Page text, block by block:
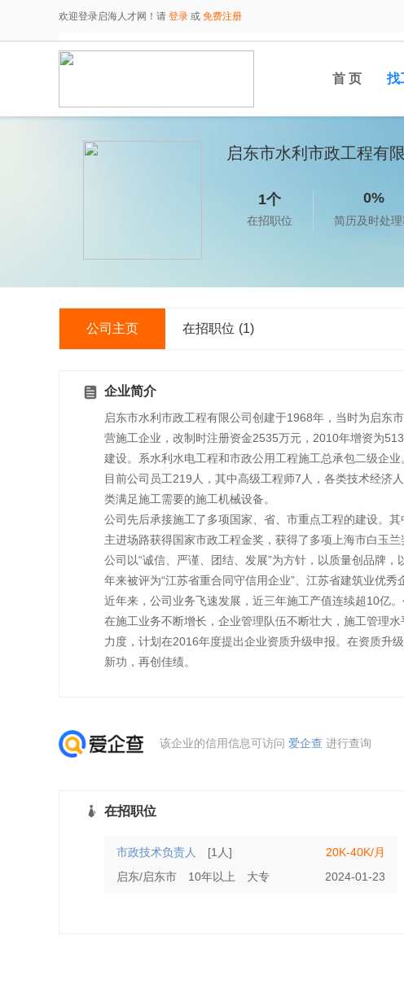
欢迎登录启海人才网！请 登录 或 免费注册
首 页 找
启东市水利市政工程有
1个
在招职位
0%
简历及时处
公司主页 在招职位 (1)
企业简介
启东市水利市政工程有限公司创建于1968年，当时为启东
营施工企业，改制时注册资金2535万元，2010年增资为
建设。系水利水电工程和市政公用工程施工总承包二级企业
目前公司员工219人，其中高级工程师7人，各类技术经济
类满足施工需要的施工机械设备。
公司先后承接施工了多项国家、省、市重点工程的建设。
主进场路获得国家市政工程金奖，获得了多项上海市白玉
公司以“诚信、严谨、团结、发展”为方针，以质量创品牌
年来被评为“江苏省重合同守信用企业”、江苏省建筑业优秀
近年来，公司业务飞速发展，近三年施工产值连续超10亿
在施工业务不断增长，企业管理队伍不断壮大，施工管理
力度，计划在2016年度提出企业资质升级申报。在资质升
新功，再创佳绩。
该企业的信用信息可访问 爱企查 进行查询
在招职位
市政技术负责人 [1人]
20K-40K/月
启东/启东市
10年以上 大专 2024-01-23